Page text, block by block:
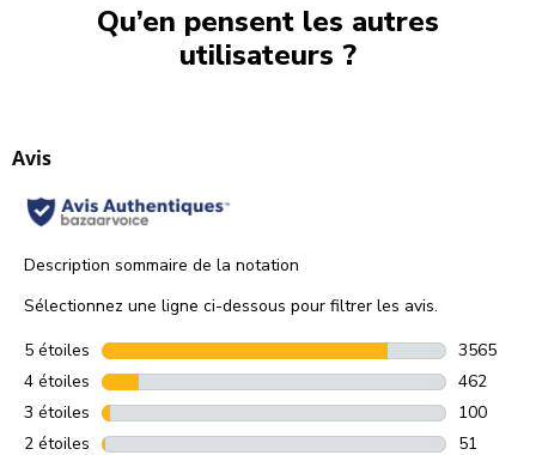
Qu’en pensent les autres
utilisateurs ?